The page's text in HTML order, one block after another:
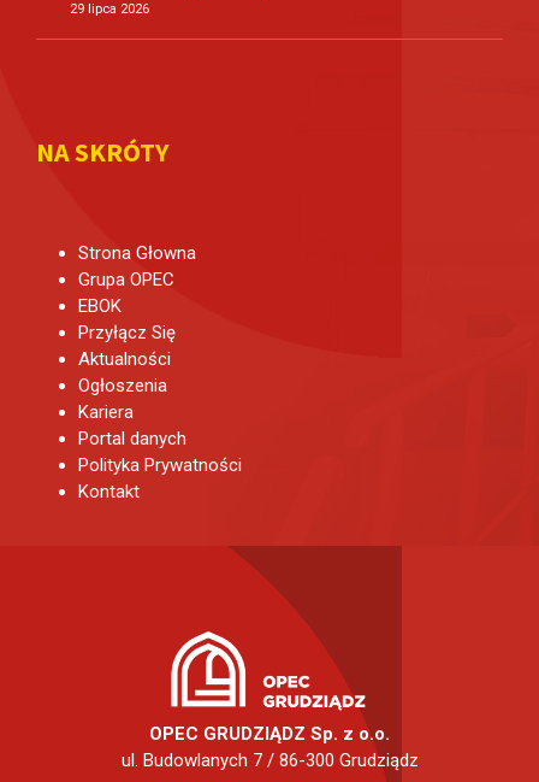
29 lipca 2026
NA SKRÓTY
Strona Głowna
Grupa OPEC
EBOK
Przyłącz Się
Aktualności
Ogłoszenia
Kariera
Portal danych
Polityka Prywatności
Kontakt
OPEC GRUDZIĄDZ Sp. z o.o.
ul. Budowlanych 7 / 86-300 Grudziądz